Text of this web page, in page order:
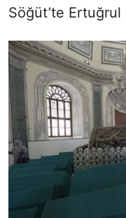
Söğüt’te Ertuğrul